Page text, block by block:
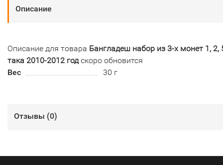
Описание
Описание для товара Бангладеш набор из 3-х монет 1, 2,
така 2010-2012 годскоро обновится
Вес
30 г
Отзывы (0)